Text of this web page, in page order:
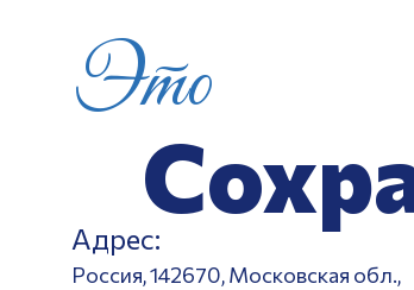
Это
Адрес:
Россия, 142670, Московская обл.,